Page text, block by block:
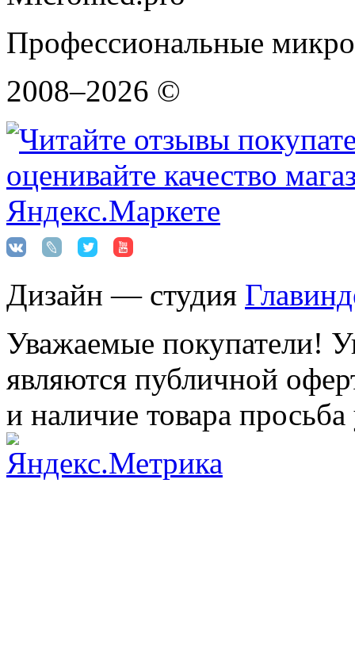
Профессиональные
2008–2026 ©
Дизайн — студия
Уважаемые покупатели!
являются публичной
и наличие товара